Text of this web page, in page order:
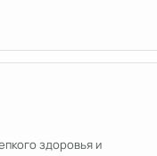
здоровья и